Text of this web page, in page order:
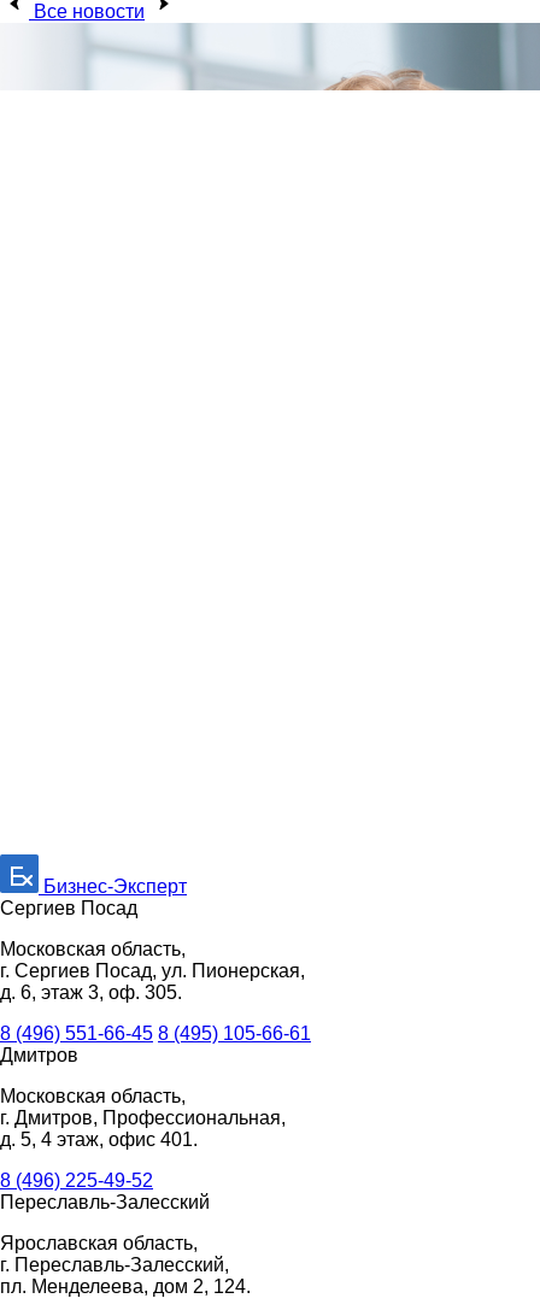
Все новости
Бизнес-Эксперт
Сергиев Посад
Московская область,
г. Сергиев Посад, ул. Пионерская,
д. 6, этаж 3, оф. 305.
8 (496) 551-66-45 8 (495) 105-66-61
Дмитров
Московская область,
г. Дмитров, Профессиональная,
д. 5, 4 этаж, офис 401.
8 (496) 225-49-52
Переславль-Залесский
Ярославская область,
г. Переславль-Залесский,
пл. Менделеева, дом 2, 124.